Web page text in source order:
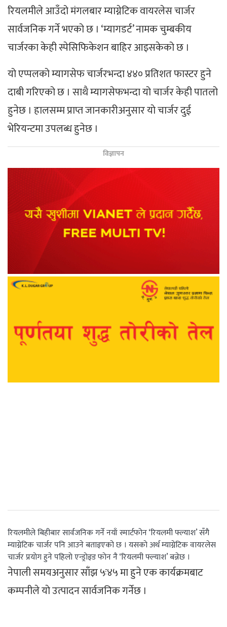
रियलमीले आउँदो मंगलबार म्याग्नेटिक वायरलेस चार्जर
सार्वजनिक गर्ने भएको छ । ‘म्यागडर्ट’ नामक चुम्बकीय
चार्जरका केही स्पेसिफिकेशन बाहिर आइसकेको छ ।
यो एप्पलको म्यागसेफ चार्जरभन्दा ४४० प्रतिशत फास्टर हुने
दाबी गरिएको छ । साथै म्यागसेफभन्दा यो चार्जर केही पातलो
हुनेछ । हालसम्म प्राप्त जानकारीअनुसार याे चार्जर दुई
भेरियन्टमा उपलब्ध हुनेछ ।
विज्ञापन
रियलमीले बिहीबार सार्वजनिक गर्ने नयाँ स्मार्टफोन ‘रियलमी फ्ल्याश’ सँगै
म्याग्नेटिक चार्जर पनि आउने बताइएको छ । यसकाे अर्थ म्याग्नेटिक वायरलेस
चार्जर प्रयाेग हुने पहिलाे एन्ड्राेइड फाेन नै ‘रियलमी फ्ल्याश’ बन्नेछ ।
नेपाली समयअनुसार साँझ ५ः४५ मा हुने एक कार्यक्रमबाट
कम्पनीले याे उत्पादन सार्वजनिक गर्नेछ ।